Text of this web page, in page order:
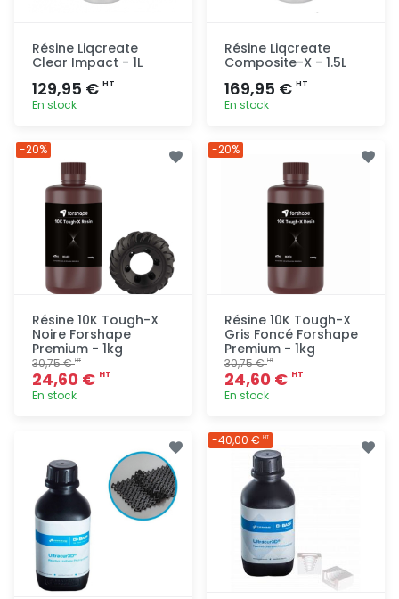
Résine Liqcreate
Clear Impact - 1L
129,95 € HT
En stock
Résine Liqcreate
Composite-X - 1.5L
169,95 € HT
En stock
rapide
Résine 10K Tough-X
Noire Forshape
Premium - 1kg
30,75 €HT
24,60 € HT
En stock
rapide
-20%
Résine 10K Tough-X
Gris Foncé Forshape
Premium - 1kg
30,75 €HT
24,60 € HT
En stock
-20%
-40,00 € HT